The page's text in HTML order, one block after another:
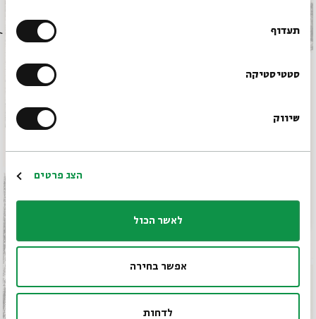
תעדוף
סטטיסטיקה
שיווק
הצג פרטים
לאשר הכול
אפשר בחירה
לדחות